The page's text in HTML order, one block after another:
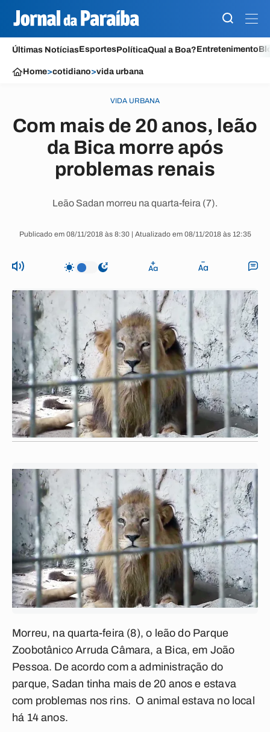
Últimas NotíciasEsportesPolíticaQual a Boa?Entretenimento
Home>cotidiano>vida urbana
VIDA URBANA
Com mais de 20 anos, leão
da Bica morre após
problemas renais
Leão Sadan morreu na quarta-feira (7).
Publicado em 08/11/2018 às 8:30 | Atualizado em 08/11/2018 às 12:35
Morreu, na quarta-feira (8), o leão do Parque
Zoobotânico Arruda Câmara, a Bica, em João
Pessoa. De acordo com a administração do
parque, Sadan tinha mais de 20 anos e estava
com problemas nos rins. O animal estava no local
há 14 anos.